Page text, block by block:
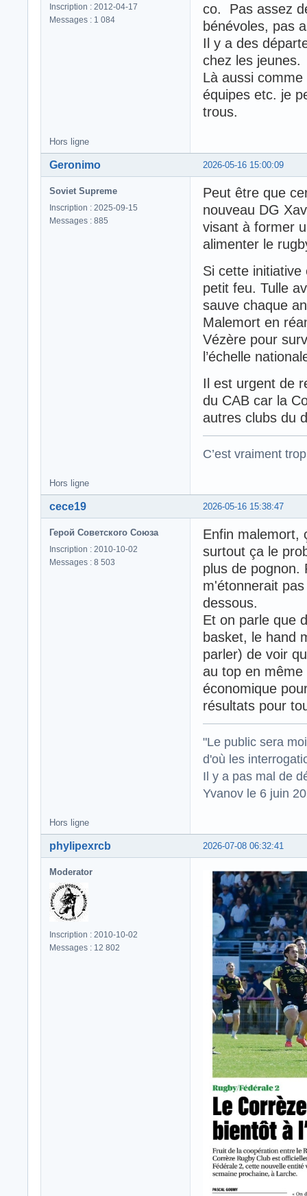
Inscription : 2012-04-17
Messages : 1 084
co. Pas assez
bénévoles, pas
Il y a des
chez les jeunes.
Là aussi
équipes etc. je
trous.
Hors ligne
2026-05-16 15:00:09
Geronimo
Soviet Supreme
Inscription : 2025-09-15
Messages : 885
Peut être que
nouveau DG
visant à former
alimenter le
Si cette
petit feu. Tulle
sauve chaque
Malemort en
Vézère pour
l’échelle
Il est urgent de
du CAB car la
autres clubs du
C’est vraiment
Hors ligne
2026-05-16 15:38:47
cece19
Герой Советского Союза
Inscription : 2010-10-02
Messages : 8 503
Enfin malemort,
surtout ça le
plus de pognon.
m'étonnerait
dessous.
Et on parle que
basket, le hand
parler) de voir
au top en
économique
résultats pour
"Le public sera
d'où les
Il y a pas mal de
Yvanov le 6 juin
Hors ligne
2026-07-08 06:32:41
phylipexrcb
Moderator
Inscription : 2010-10-02
Messages : 12 802